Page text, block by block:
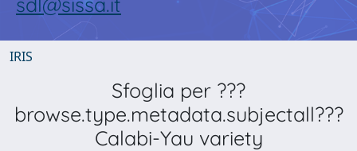
IRIS
Sfoglia per ???
browse.type.metadata.subjectall???
Calabi-Yau variety